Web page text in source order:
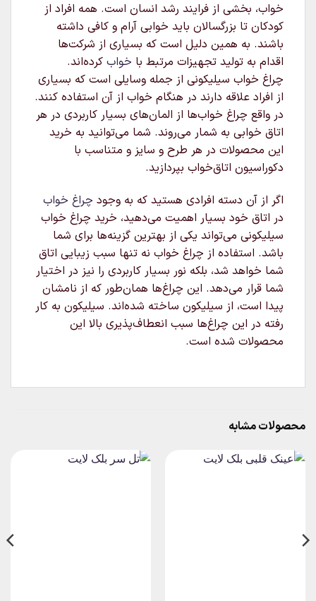
خواب، بخشی از فرایند رشد انسان است. همه افراد از
کودکان تا بزرگسالان باید خوابی آرام و کافی داشته
باشند. به همین دلیل است که بسیاری از شرکت‌ها
اقدام به تولید تجهیزات مرتبط با خواب کرده‌اند.
چراغ خواب سیلیکونی از جمله وسایلی است که بسیاری
از افراد علاقه دارند در هنگام خواب از آن استفاده کنند.
در واقع چراغ خواب‌ها از المان‌های بسیار کاربردی در هر
اتاق خوابی به شمار می‌روند. شما می‌توانید به خرید
این محصولات در هر طرح و سایز و متناسب با
دکوراسیون اتاق‌خواب بپردازید.
اگر از آن دسته افرادی هستید که به وجود چراغ خواب
در اتاق خود بسیار اهمیت می‌دهید، خرید چراغ خواب
سیلیکونی می‌تواند یکی از بهترین گزینه‌ها برای شما
باشد. استفاده از چراغ خواب نه تنها سبب زیبایی اتاق
شما خواهد شد، بلکه نور بسیار کاربردی را نیز در اختیار
شما قرار می‌دهد. این چراغ‌ها همان‌طور که از نامشان
پیدا است، از سیلیکون ساخته شده‌اند. سیلیکون به کار
رفته در این چراغ‌ها سبب انعطاف‌پذیری بالا این
محصولات شده است.
محصولات مشابه